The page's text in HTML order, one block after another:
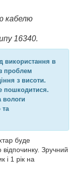
кабелю
16340.
використання в
проблем
з висоти.
пошкодитися.
вологи
та
буде
Зручний
і 1 рік на